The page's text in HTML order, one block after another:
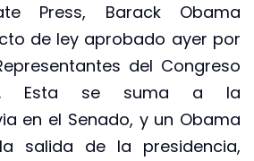
Press, Barack Obama
de ley aprobado ayer por
del Congreso
Esta se suma a la
en el Senado, y un Obama
salida de la presidencia,